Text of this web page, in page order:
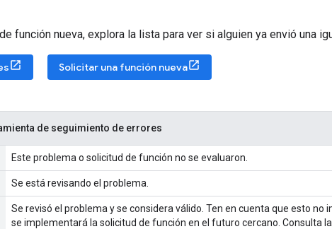
función nueva, explora la lista para ver si alguien ya envió una
Solicitar una función nueva
de seguimiento de errores
Este problema o solicitud de función no se evaluaron.
Se está revisando el problema.
Se revisó el problema y se considera válido. Ten en cuenta que esto no
se implementará la solicitud de función en el futuro cercano. Consulta la